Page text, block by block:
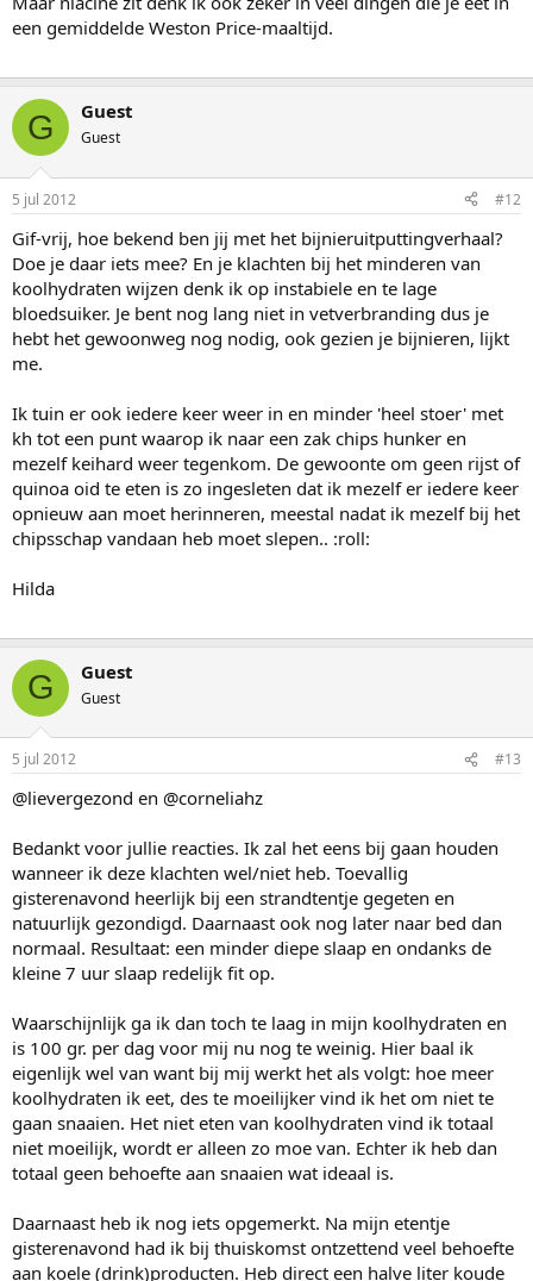
een gemiddelde Weston Price-maaltijd.
G Guest
Guest
5 jul 2012 #12
Gif-vrij, hoe bekend ben jij met het bijnieruitputtingverhaal?
Doe je daar iets mee? En je klachten bij het minderen van
koolhydraten wijzen denk ik op instabiele en te lage
bloedsuiker. Je bent nog lang niet in vetverbranding dus je
hebt het gewoonweg nog nodig, ook gezien je bijnieren, lijkt
me.
Ik tuin er ook iedere keer weer in en minder 'heel stoer' met
kh tot een punt waarop ik naar een zak chips hunker en
mezelf keihard weer tegenkom. De gewoonte om geen rijst of
quinoa oid te eten is zo ingesleten dat ik mezelf er iedere keer
opnieuw aan moet herinneren, meestal nadat ik mezelf bij het
chipsschap vandaan heb moet slepen.. :roll:
Hilda
G Guest
Guest
5 jul 2012 #13
@lievergezond en @corneliahz
Bedankt voor jullie reacties. Ik zal het eens bij gaan houden
wanneer ik deze klachten wel/niet heb. Toevallig
gisterenavond heerlijk bij een strandtentje gegeten en
natuurlijk gezondigd. Daarnaast ook nog later naar bed dan
normaal. Resultaat: een minder diepe slaap en ondanks de
kleine 7 uur slaap redelijk fit op.
Waarschijnlijk ga ik dan toch te laag in mijn koolhydraten en
is 100 gr. per dag voor mij nu nog te weinig. Hier baal ik
eigenlijk wel van want bij mij werkt het als volgt: hoe meer
koolhydraten ik eet, des te moeilijker vind ik het om niet te
gaan snaaien. Het niet eten van koolhydraten vind ik totaal
niet moeilijk, wordt er alleen zo moe van. Echter ik heb dan
totaal geen behoefte aan snaaien wat ideaal is.
Daarnaast heb ik nog iets opgemerkt. Na mijn etentje
gisterenavond had ik bij thuiskomst ontzettend veel behoefte
aan koele (drink)producten. Heb direct een halve liter koude